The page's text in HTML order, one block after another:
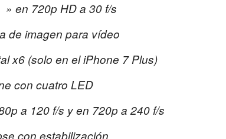
HD a 30 f/s
de imagen para vídeo
x6 (solo en el iPhone 7 Plus)
con cuatro LED
a 120 f/s y en 720p a 240 f/s
con estabilización